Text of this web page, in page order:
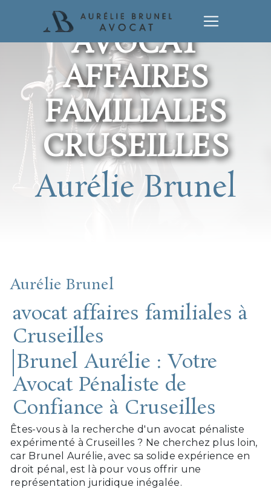
AVOCAT
AFFAIRES
FAMILIALES
CRUSEILLES
Aurélie Brunel
Aurélie Brunel
avocat affaires familiales à
Cruseilles
Brunel Aurélie : Votre
Avocat Pénaliste de
Confiance à Cruseilles
Êtes-vous à la recherche d'un avocat pénaliste
expérimenté à Cruseilles ? Ne cherchez plus loin,
car Brunel Aurélie, avec sa solide expérience en
droit pénal, est là pour vous offrir une
représentation juridique inégalée.